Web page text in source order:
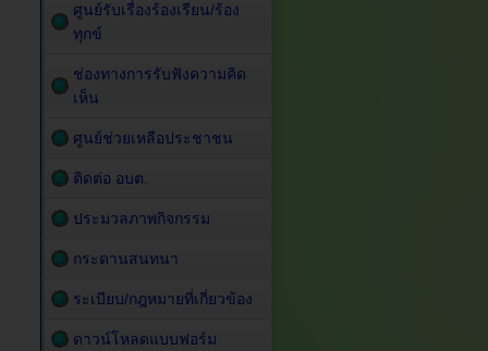
ศูนย์รับเรื่องร้องเรียน/ร้อง
ทุกข์
ช่องทางการรับฟังความคิด
เห็น
ศูนย์ช่วยเหลือประชาชน
ติดต่อ อบต.
ประมวลภาพกิจกรรม
กระดานสนทนา
ระเบียบ/กฎหมายที่เกี่ยวข้อง
ดาวน์โหลดแบบฟอร์ม